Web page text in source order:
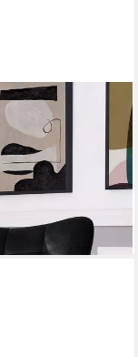
Armlehnsessel,